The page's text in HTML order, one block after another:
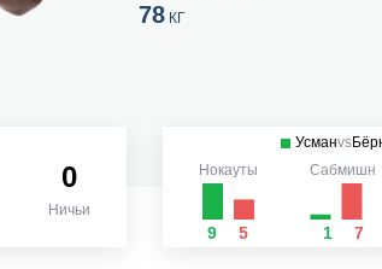
78КГ
0
Ничьи
Усманvs
Нокауты
9 5
Сабмишн
1 7